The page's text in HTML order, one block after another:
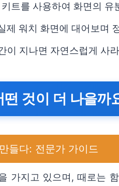
트를 사용하여 화면의
제 워치 화면에 대어보며
이 지나면 자연스럽게 사
것이 더 나을까
들다: 전문가 가이드
가지고 있으며, 때로는